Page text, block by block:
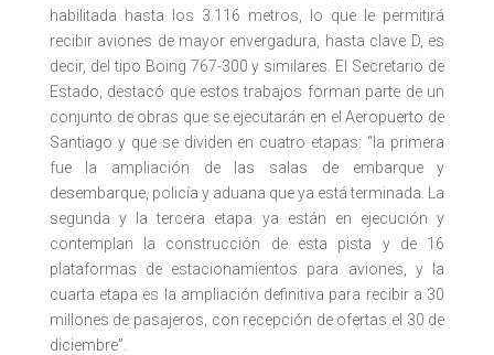
habilitada hasta los 3.116 metros, lo que le permitirá
recibir aviones de mayor envergadura, hasta clave D, es
decir, del tipo Boing 767-300 y similares. El Secretario de
Estado, destacó que estos trabajos forman parte de un
conjunto de obras que se ejecutarán en el Aeropuerto de
Santiago y que se dividen en cuatro etapas: “la primera
fue la ampliación de las salas de embarque y
desembarque, policía y aduana que ya está terminada. La
segunda y la tercera etapa ya están en ejecución y
contemplan la construcción de esta pista y de 16
plataformas de estacionamientos para aviones, y la
cuarta etapa es la ampliación definitiva para recibir a 30
millones de pasajeros, con recepción de ofertas el 30 de
diciembre”.